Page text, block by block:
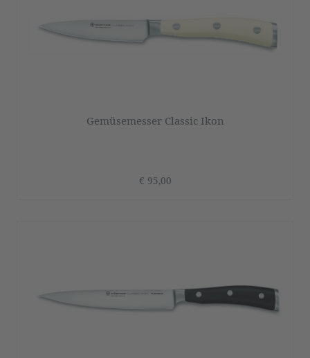
Gemüsemesser Classic Ikon
€ 95,00